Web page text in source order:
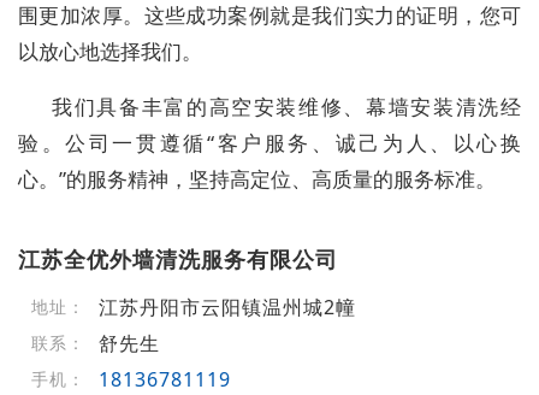
围更加浓厚。这些成功案例就是我们实力的证明，您可
以放心地选择我们。
我们具备丰富的高空安装维修、幕墙安装清洗经
验。公司一贯遵循“客户服务、诚己为人、以心换
心。”的服务精神，坚持高定位、高质量的服务标准。
江苏全优外墙清洗服务有限公司
地址： 江苏丹阳市云阳镇温州城2幢
联系： 舒先生
手机： 18136781119